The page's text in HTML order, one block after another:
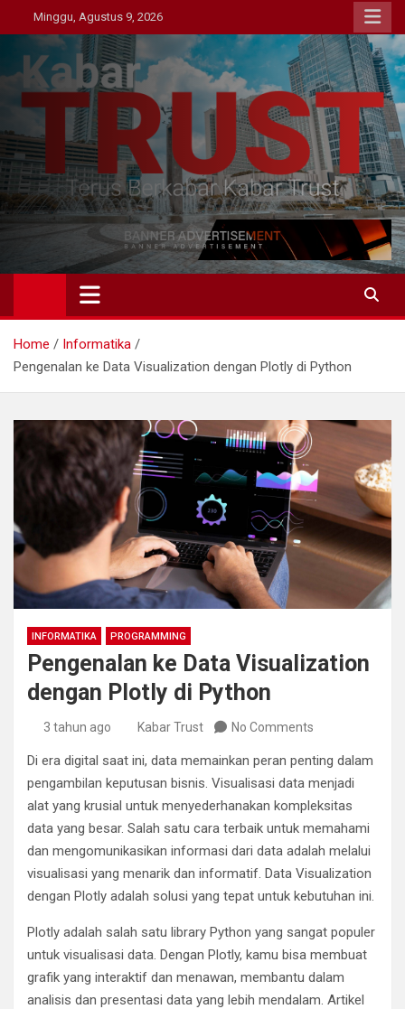
to
content
Minggu, Agustus 9, 2026
Kabar Trust
Terus Berkabar Kabar Trust
Home
Informatika
Pengenalan ke Data Visualization dengan Plotly di Python
INFORMATIKA PROGRAMMING
Pengenalan ke Data Visualization
dengan Plotly di Python
3 tahun ago Kabar Trust No Comments
Di era digital saat ini, data memainkan peran penting dalam
pengambilan keputusan bisnis. Visualisasi data menjadi
alat yang krusial untuk menyederhanakan kompleksitas
data yang besar. Salah satu cara terbaik untuk memahami
dan mengomunikasikan informasi dari data adalah melalui
visualisasi yang menarik dan informatif. Data Visualization
dengan Plotly adalah solusi yang tepat untuk kebutuhan ini.
Plotly adalah salah satu library Python yang sangat populer
untuk visualisasi data. Dengan Plotly, kamu bisa membuat
grafik yang interaktif dan menawan, membantu dalam
analisis dan presentasi data yang lebih mendalam. Artikel